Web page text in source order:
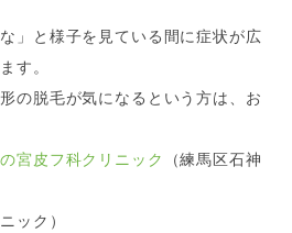
」と様子を見ている間に症状が広
す。
の脱毛が気になるという方は、お
宮皮フ科クリニック
（練馬区石神
ック）